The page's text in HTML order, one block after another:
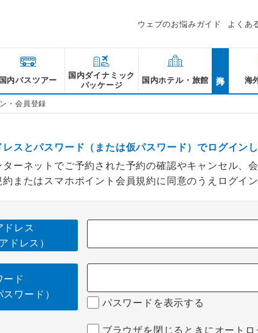
ウェブのお悩みガイド よくあ
国内バスツアー
国内ダイナミック
パッケージ
国内ホテル・旅館 海
・会員登録
スとパスワード（または仮パスワード）でログイン
ーネットでご予約された予約の確認やキャンセル、
またはスマホポイント会員規約に同意のうえログイン
ドレス
ドレス）
ード
スワード）
パスワードを表示する
ブラウザを閉じるときにオート